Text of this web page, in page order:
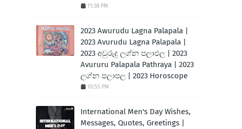
11:38 PM
2023 Awurudu Lagna Palapala |
2023 Avurudu Lagna Palapala |
2023 අවුරුදු ලග්න පලාඵල | 2023
Avururu Palapala Pathraya | 2023
ලග්න පලාපල | 2023 Horoscope
10:55 PM
International Men's Day Wishes,
Messages, Quotes, Greetings |